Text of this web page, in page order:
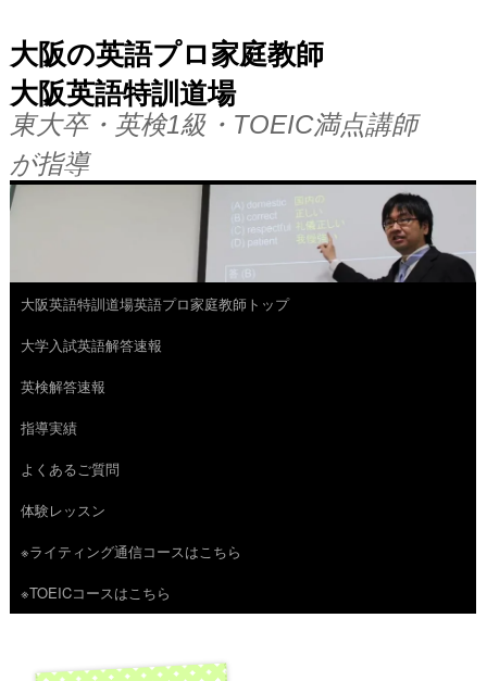
大阪の英語プロ家庭教師
大阪英語特訓道場
東大卒・英検1級・TOEIC満点講師
が指導
コ
ン
テ
ン
ツ
へ
ス
キ
大阪英語特訓道場英語プロ家庭教師トップ
大学入試英語解答速報
英検解答速報
指導実績
よくあるご質問
体験レッスン
※ライティング通信コースはこちら
※TOEICコースはこちら